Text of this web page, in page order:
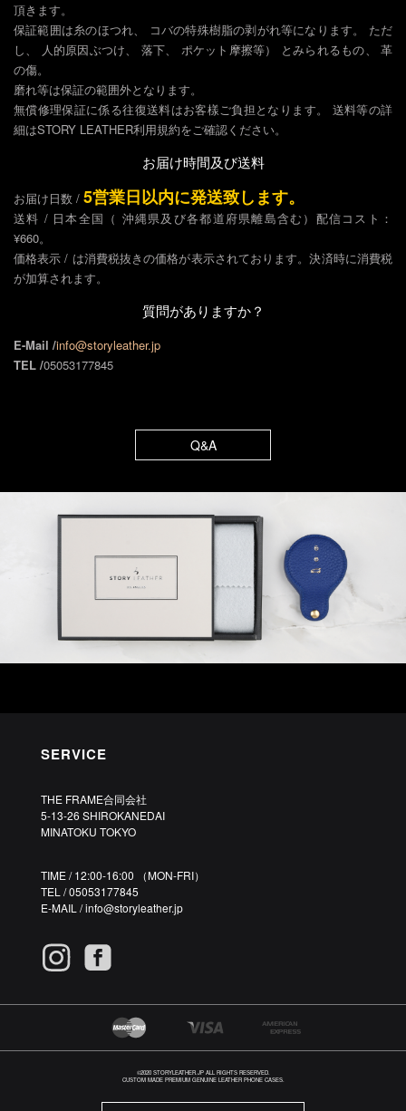
頂きます。
保証範囲は糸のほつれ、 コバの特殊樹脂の剥がれ等になります。 ただ
し、 人的原因ぶつけ、 落下、 ポケット摩擦等） とみられるもの、 革
の傷。
磨れ等は保証の範囲外となります。
無償修理保証に係る往復送料はお客樣ご負担となります。 送料等の詳
細はSTORY LEATHER利用規約をご確認ください。
お届け時間及び送料
お届け日数 / 5営業日以内に発送致します。
送料 / 日本全国（ 沖縄県及び各都道府県離島含む）配信コスト：
¥660。
価格表示 / は消費税抜きの価格が表示されております。決済時に消費税
が加算されます。
質問がありますか？
E-Mail /info@storyleather.jp
TEL /05053177845
Q&A
SERVICE
THE FRAME合同会社
5-13-26 SHIROKANEDAI
MINATOKU TOKYO
TIME / 12:00-16:00 （MON-FRI）
TEL / 05053177845
E-MAIL /info@storyleather.jp
©2020 STORYLEATHER.JP ALL RIGHTS RESERVED.
CUSTOM MADE PREMIUM GENUINE LEATHER PHONE CASES.